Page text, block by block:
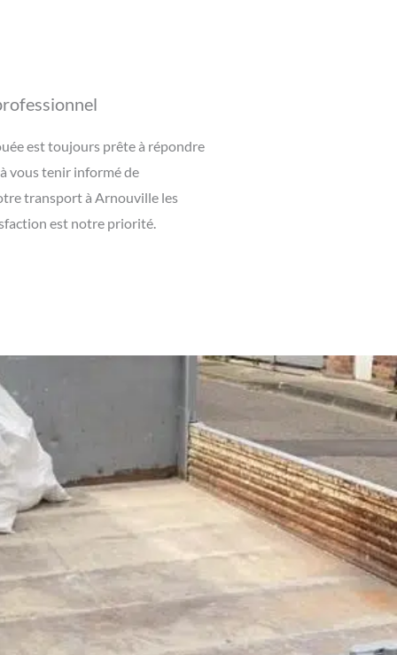
est toujours prête à répondre
vous tenir informé de
transport à Arnouville les
est notre priorité.